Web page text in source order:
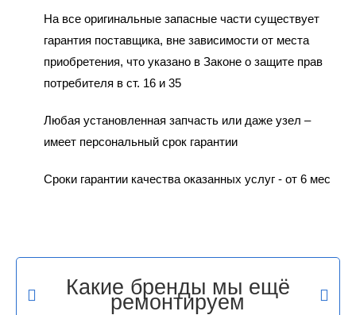
На все оригинальные запасные части существует
гарантия поставщика, вне зависимости от места
приобретения, что указано в Законе о защите прав
потребителя в ст. 16 и 35
Любая установленная запчасть или даже узел –
имеет персональный срок гарантии
Сроки гарантии качества оказанных услуг - от 6 мес
Какие бренды мы ещё
ремонтируем